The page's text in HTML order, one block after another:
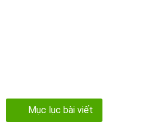
Mục lục bài viết